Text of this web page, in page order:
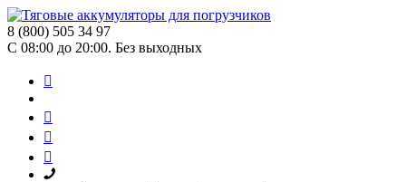
8 (800) 505 34 97
С 08:00 до 20:00. Без выходных